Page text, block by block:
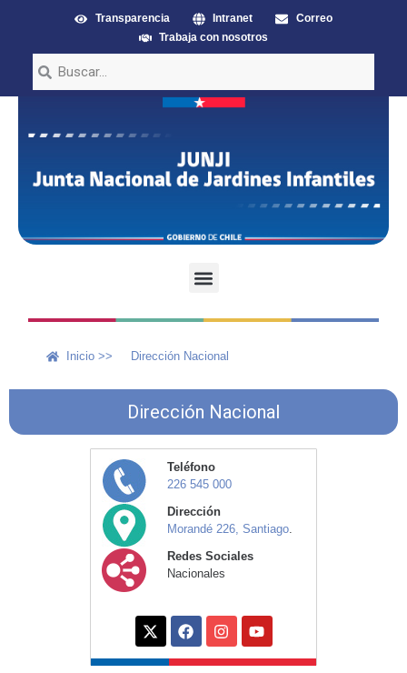
Transparencia Intranet
Correo
Trabaja con nosotros
Inicio >> Dirección Nacional
Dirección Nacional
Teléfono
226 545 000
Dirección
Morandé 226, Santiago.
Redes Sociales
Nacionales